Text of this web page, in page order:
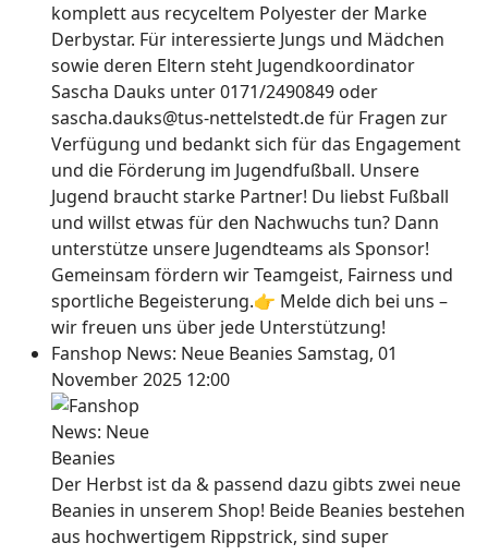
komplett aus recyceltem Polyester der Marke
Derbystar. Für interessierte Jungs und Mädchen
sowie deren Eltern steht Jugendkoordinator
Sascha Dauks unter 0171/2490849 oder
sascha.dauks@tus-nettelstedt.de für Fragen zur
Verfügung und bedankt sich für das Engagement
und die Förderung im Jugendfußball. Unsere
Jugend braucht starke Partner! Du liebst Fußball
und willst etwas für den Nachwuchs tun? Dann
unterstütze unsere Jugendteams als Sponsor!
Gemeinsam fördern wir Teamgeist, Fairness und
sportliche Begeisterung.👉 Melde dich bei uns –
wir freuen uns über jede Unterstützung!
Fanshop News: Neue Beanies Samstag, 01
November 2025 12:00
Der Herbst ist da & passend dazu gibts zwei neue
Beanies in unserem Shop! Beide Beanies bestehen
aus hochwertigem Rippstrick, sind super